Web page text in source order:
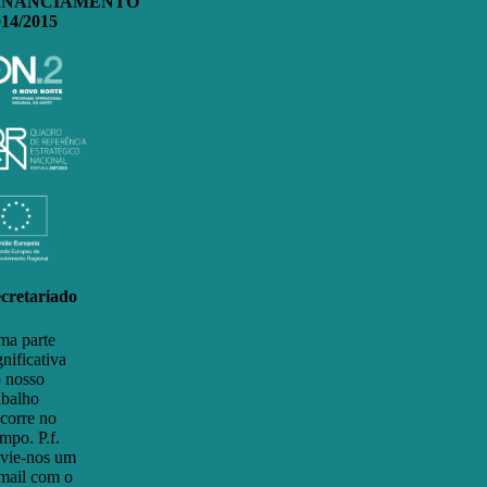
2015
parte
nosso
no
P.f.
nos um
com o